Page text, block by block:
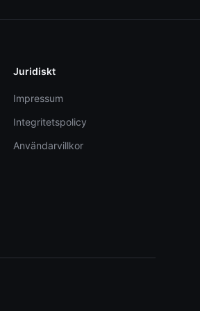
Juridiskt
Impressum
Integritetspolicy
Användarvillkor